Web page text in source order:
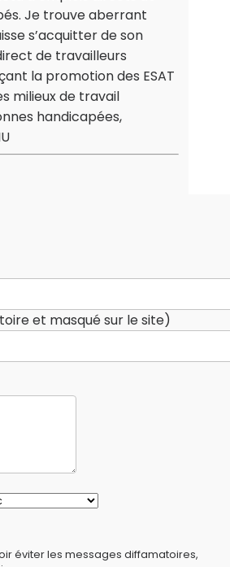
Je trouve aberrant
s’acquitter de son
de travailleurs
la promotion des ESAT
milieux de travail
handicapées,
et masqué sur le site)
éviter les messages diffamatoires,